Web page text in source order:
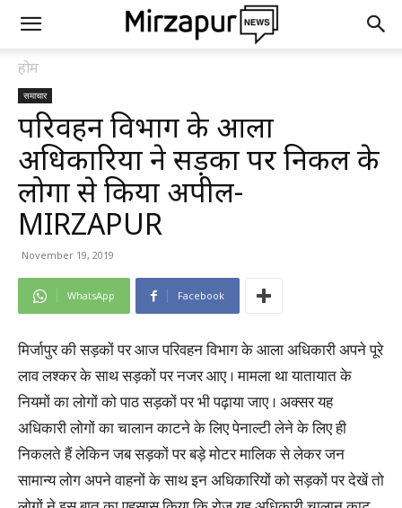
होम
समाचार
परिवहन विभाग के आला
अधिकारियों ने सड़कों पर निकल के
लोगों से किया अपील-
MIRZAPUR
November 19, 2019
WhatsApp Facebook
मिर्जापुर की सड़कों पर आज परिवहन विभाग के आला अधिकारी अपने पूरे
लाव लश्कर के साथ सड़कों पर नजर आए । मामला था यातायात के
नियमों का लोगों को पाठ सड़कों पर भी पढ़ाया जाए । अक्सर यह
अधिकारी लोगों का चालान काटने के लिए पेनाल्टी लेने के लिए ही
निकलते हैं लेकिन जब सड़कों पर बड़े मोटर मालिक से लेकर जन
सामान्य लोग अपने वाहनों के साथ इन अधिकारियों को सड़कों पर देखें तो